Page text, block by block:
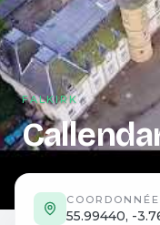
FALKIRK
55.99440, -